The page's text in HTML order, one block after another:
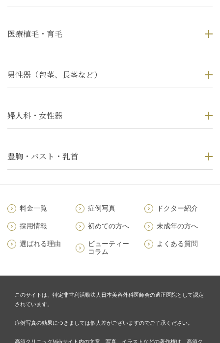
医療植毛・育毛
男性器（包茎、長茎など）
婦人科・女性器
豊胸・バスト・乳首
料金一覧 症例写真 ドクター紹介
採用情報 初めての方へ 未成年の方へ
選ばれる理由
ビューティー
コラム
よくある質問
このサイトは、特定非営利活動法人日本美容外科医師会の適正医院として認定
されています。
症例写真の効果につきましては個人差がございますのでご了承ください。
高須クリニックWebサイト内の文章、写真、イラストなどの著作権は、高須ク